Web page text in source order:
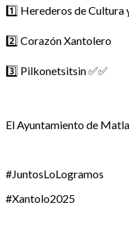
1️⃣ Herederos de Cultura
2️⃣ Corazón Xantolero
3️⃣ Pilkonetsitsin ✅✅
El Ayuntamiento de
#JuntosLoLogramos
#Xantolo2025